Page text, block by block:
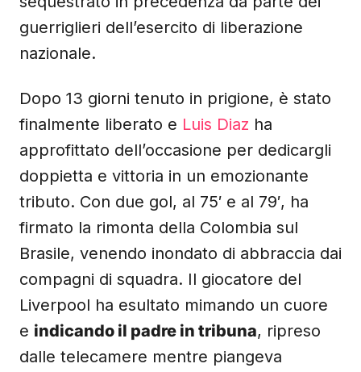
guerriglieri dell’esercito di liberazione
nazionale.
Dopo 13 giorni tenuto in prigione, è stato
finalmente liberato e Luis Diaz ha
approfittato dell’occasione per dedicargli
doppietta e vittoria in un emozionante
tributo. Con due gol, al 75′ e al 79′, ha
firmato la rimonta della Colombia sul
Brasile, venendo inondato di abbraccia dai
compagni di squadra. Il giocatore del
Liverpool ha esultato mimando un cuore
e indicando il padre in tribuna, ripreso
dalle telecamere mentre piangeva